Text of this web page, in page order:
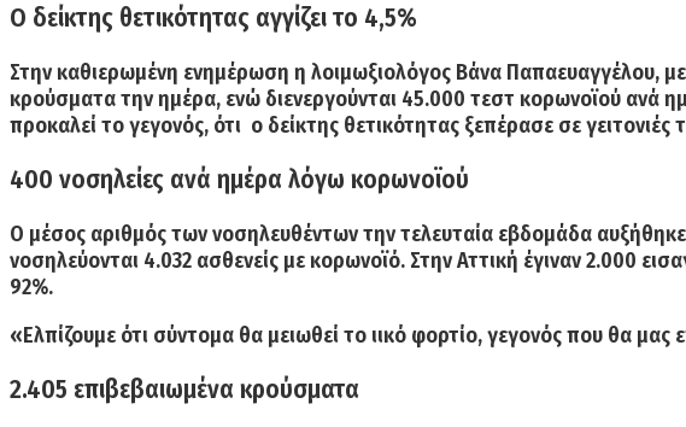
Ο δείκτης θετικότητας αγγίζει το 4,5%
Στην καθιερωμένη ενημέρωση η λοιμωξιολόγος Βάνα Παπαευαγγέλου,
κρούσματα την ημέρα, ενώ διενεργούνται 45.000 τεστ κορωνοϊού ανά
προκαλεί το γεγονός, ότι ο δείκτης θετικότητας ξεπέρασε σε γειτονιές
400 νοσηλείες ανά ημέρα λόγω κορωνοϊού
Ο μέσος αριθμός των νοσηλευθέντων την τελευταία εβδομάδα
νοσηλεύονται 4.032 ασθενείς με κορωνοϊό. Στην Αττική έγιναν 2.000
92%.
«Ελπίζουμε ότι σύντομα θα μειωθεί το ιικό φορτίο, γεγονός που θα
2.405 επιβεβαιωμένα κρούσματα